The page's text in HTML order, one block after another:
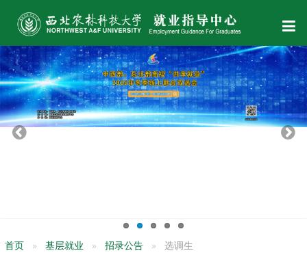
首页 基层就业 招录公告 选调生